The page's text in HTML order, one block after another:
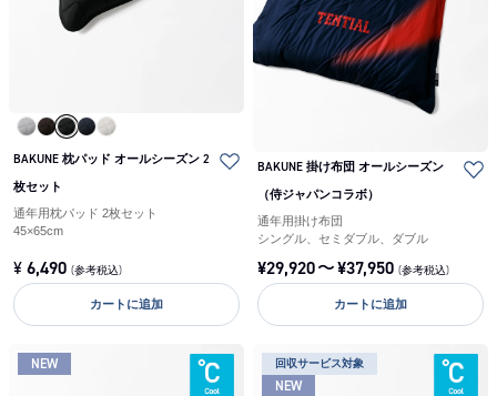
BAKUNE 枕パッド オールシーズン 2
枚セット
通年用枕パッド 2枚セット
45×65cm
¥ 6,490 (参考税込)
カートに追加
BAKUNE 掛け布団 オールシーズン
（侍ジャパンコラボ）
通年用掛け布団
シングル、セミダブル、ダブル
¥29,920〜¥37,950 (参考税込)
カートに追加
NEW 回収サービス対象
NEW